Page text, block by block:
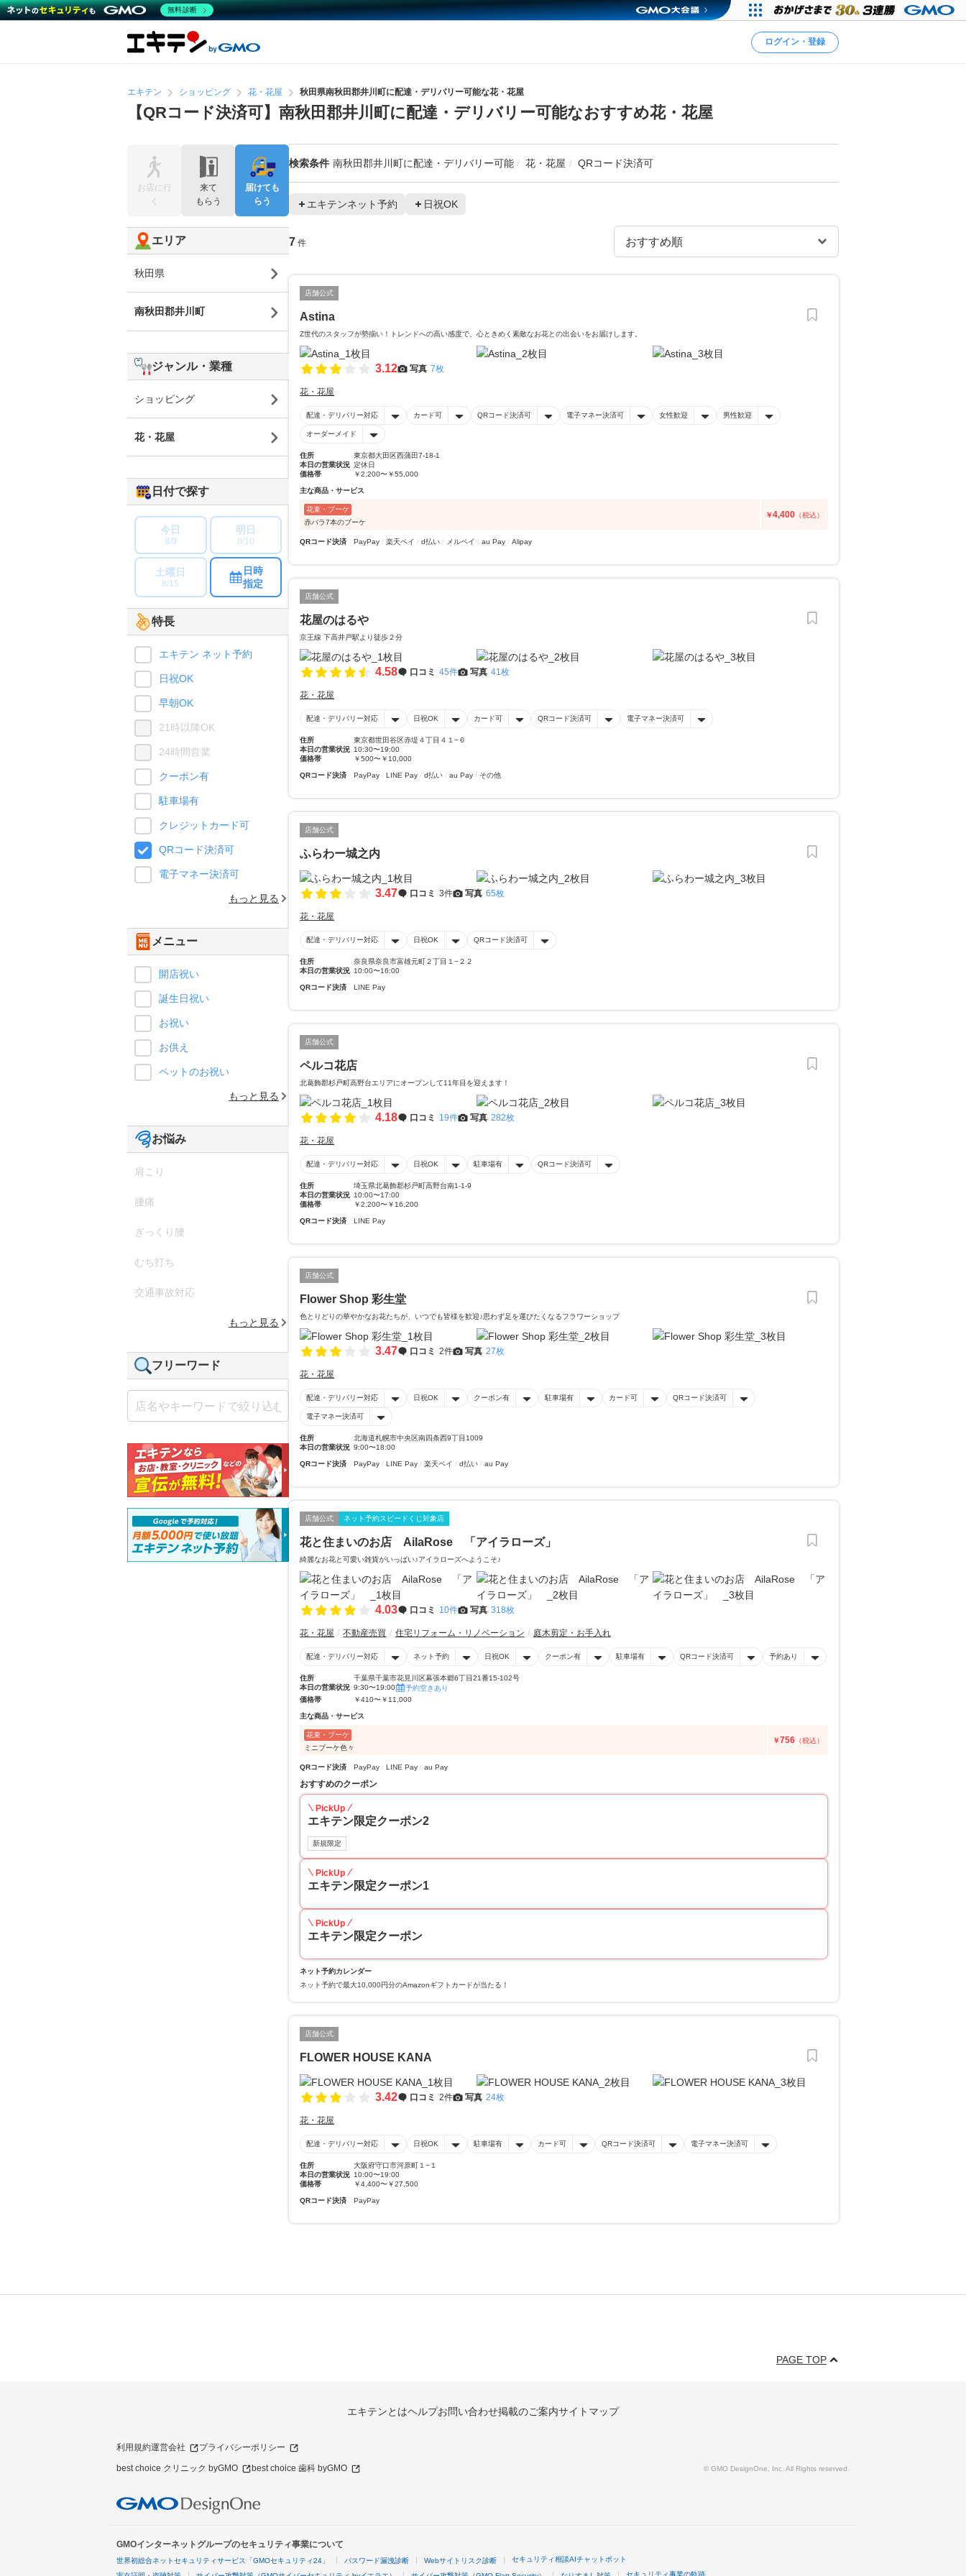
ログイン・登録
エキテン ショッピング 花・花屋 秋田県南秋田郡井川町に配達・デリバリー可能な花・花屋
【QRコード決済可】南秋田郡井川町に配達・デリバリー可能なおすすめ花・花屋
検索条件 南秋田郡井川町に配達・デリバリー可能 花・花屋 QRコード決済可
エキテンネット予約 日祝OK
7 件
店舗公式
Astina
Z世代のスタッフが勢揃い！トレンドへの高い感度で、心ときめく素敵なお花との出会いをお届けします。
3.12 写真 7枚
花・花屋
配達・デリバリー対応 カード可 QRコード決済可 電子マネー決済可 女性歓迎 男性歓迎
オーダーメイド
住所
東京都大田区西蒲田7-18-1
本日の営業状況 定休日
価格帯
￥2,200〜￥55,000
主な商品・サービス
花束・ブーケ
赤バラ7本のブーケ
￥4,400 （税込）
QRコード決済 PayPay 楽天ペイ d払い メルペイ au Pay Alipay
店舗公式
花屋のはるや
京王線 下高井戸駅より徒歩２分
4.58 口コミ 45件 写真 41枚
花・花屋
配達・デリバリー対応 日祝OK カード可 QRコード決済可 電子マネー決済可
住所
東京都世田谷区赤堤４丁目４１−６
本日の営業状況 10:30〜19:00
価格帯
￥500〜￥10,000
QRコード決済 PayPay LINE Pay d払い au Pay その他
店舗公式
ふらわー城之内
3.47 口コミ 3件 写真 65枚
花・花屋
配達・デリバリー対応 日祝OK QRコード決済可
住所
奈良県奈良市富雄元町２丁目１−２２
本日の営業状況 10:00〜16:00
QRコード決済 LINE Pay
店舗公式
ペルコ花店
北葛飾郡杉戸町高野台エリアにオープンして11年目を迎えます！
4.18 口コミ 19件 写真 282枚
花・花屋
配達・デリバリー対応 日祝OK 駐車場有 QRコード決済可
住所
埼玉県北葛飾郡杉戸町高野台南1-1-9
本日の営業状況 10:00〜17:00
価格帯
￥2,200〜￥16,200
QRコード決済 LINE Pay
店舗公式
Flower Shop 彩生堂
色とりどりの華やかなお花たちが、いつでも皆様を歓迎♪思わず足を運びたくなるフラワーショップ
3.47 口コミ 2件 写真 27枚
花・花屋
配達・デリバリー対応 日祝OK クーポン有 駐車場有 カード可 QRコード決済可
電子マネー決済可
住所
北海道札幌市中央区南四条西9丁目1009
本日の営業状況 9:00〜18:00
QRコード決済 PayPay LINE Pay 楽天ペイ d払い au Pay
店舗公式 ネット予約スピードくじ対象店
花と住まいのお店 AilaRose 「アイラローズ」
綺麗なお花と可愛い雑貨がいっぱい♪アイラローズへようこそ♪
4.03 口コミ 10件 写真 318枚
花・花屋 不動産売買 住宅リフォーム・リノベーション 庭木剪定・お手入れ
配達・デリバリー対応 ネット予約 日祝OK クーポン有 駐車場有 QRコード決済可 予約あり
住所
千葉県千葉市花見川区幕張本郷6丁目21番15-102号
本日の営業状況 9:30〜19:00
予約空きあり
価格帯
￥410〜￥11,000
主な商品・サービス
花束・ブーケ
ミニブーケ色々
￥756 （税込）
QRコード決済 PayPay LINE Pay au Pay
おすすめのクーポン
PickUp
エキテン限定クーポン2
新規限定
PickUp
エキテン限定クーポン1
PickUp
エキテン限定クーポン
ネット予約カレンダー
ネット予約で最大10,000円分のAmazonギフトカードが当たる！
店舗公式
FLOWER HOUSE KANA
3.42 口コミ 2件 写真 24枚
花・花屋
配達・デリバリー対応 日祝OK 駐車場有 カード可 QRコード決済可 電子マネー決済可
住所
大阪府守口市河原町１−１
本日の営業状況 10:00〜19:00
価格帯
￥4,400〜￥27,500
QRコード決済 PayPay
お店に行
く
来て
もらう
届けても
らう
エリア
秋田県
南秋田郡井川町
ジャンル・業種
ショッピング
花・花屋
日付で探す
今日
8/9
明日
8/10
土曜日
8/15
日時
指定
特長
エキテン ネット予約
日祝OK
早朝OK
21時以降OK
24時間営業
クーポン有
駐車場有
クレジットカード可
QRコード決済可
電子マネー決済可
もっと見る
メニュー
開店祝い
誕生日祝い
お祝い
お供え
ペットのお祝い
もっと見る
お悩み
肩こり
腰痛
ぎっくり腰
むち打ち
交通事故対応
もっと見る
フリーワード
PAGE TOP
エキテンとはヘルプお問い合わせ掲載のご案内サイトマップ
利用規約運営会社 プライバシーポリシー
best choice クリニック byGMO best choice 歯科 byGMO © GMO DesignOne, Inc. All Rights reserved.
GMOインターネットグループのセキュリティ事業について
世界初総合ネットセキュリティサービス「GMOセキュリティ24」 パスワード漏洩診断 Webサイトリスク診断 セキュリティ相談AIチャットボット
セキュリティ事業の軌跡
無料診断